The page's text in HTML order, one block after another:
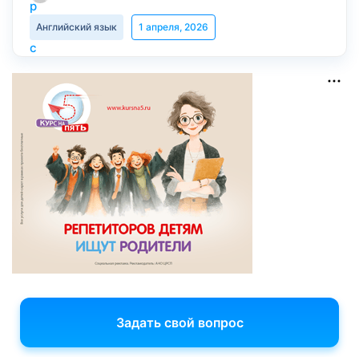
Английский язык 1 апреля, 2026
Задать свой вопрос